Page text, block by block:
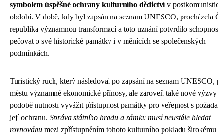
symbolem úspěšné ochrany kulturního dědictvív
období. V době, kdy byl zapsán na seznam UNESCO, procházela
republika významnou transformací a toto uznání potvrdilo
pečovat o své historické památky i v měnících se společenských
podmínkách.
Turistický ruch, který následoval po zapsání na seznam UNESCO,
městu významné ekonomické přínosy, ale zároveň také nové
podobě nutnosti vyvážit přístupnost památky pro veřejnost s
její ochranu. Správa státního hradu a zámku musí neustále hledat
rovnováhu mezi zpřístupněním tohoto kulturního pokladu širokému